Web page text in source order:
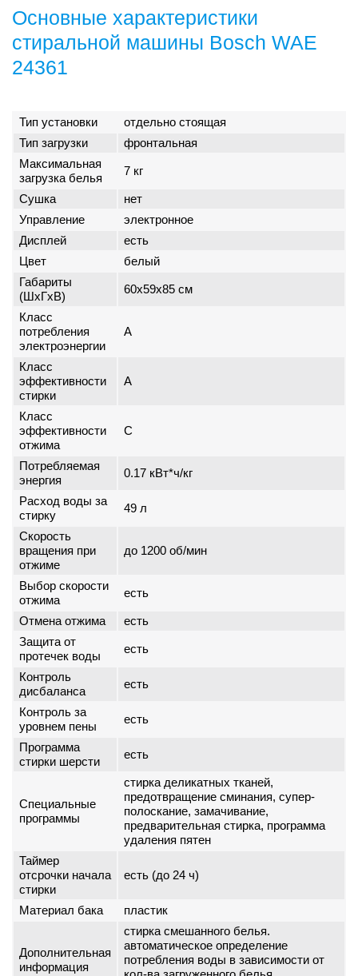
Основные характеристики
стиральной машины Bosch WAE
24361
Тип установки
отдельно стоящая
Тип загрузки
фронтальная
Максимальная
загрузка белья
7 кг
Сушка
нет
Управление
электронное
Дисплей
есть
Цвет
белый
Габариты
(ШxГxВ)
60x59x85 см
Класс
потребления
электроэнергии
A
Класс
эффективности
стирки
A
Класс
эффективности
отжима
C
Потребляемая
энергия
0.17 кВт*ч/кг
Расход воды за
стирку
49 л
Скорость
вращения при
отжиме
до 1200 об/мин
Выбор скорости
отжима
есть
Отмена отжима
есть
Защита от
протечек воды
есть
Контроль
дисбаланса
есть
Контроль за
уровнем пены
есть
Программа
стирки шерсти
есть
Специальные
программы
стирка деликатных тканей,
предотвращение сминания, супер-
полоскание, замачивание,
предварительная стирка, программа
удаления пятен
Таймер
отсрочки начала
стирки
есть (до 24 ч)
Материал бака пластик
Дополнительная
информация
стирка смешанного белья.
автоматическое определение
потребления воды в зависимости от